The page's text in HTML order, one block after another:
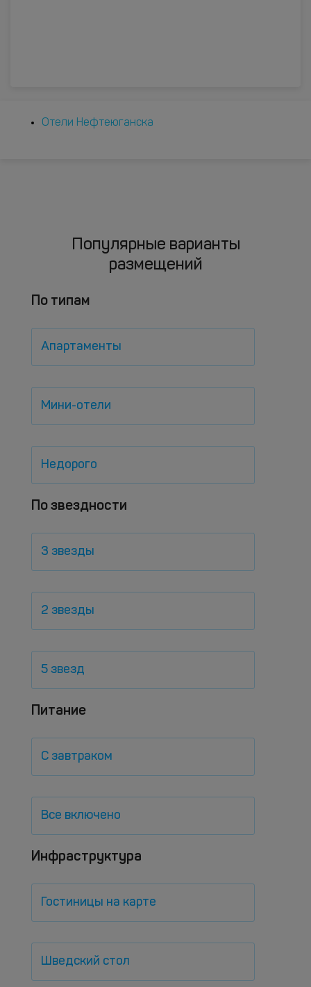
Отели Нефтеюганска
Популярные варианты
размещений
По типам
Апартаменты
Мини-отели
Недорого
По звездности
3 звезды
2 звезды
5 звезд
Питание
С завтраком
Все включено
Инфраструктура
Гостиницы на карте
Шведский стол